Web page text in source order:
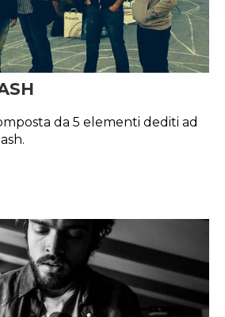
da 5 elementi dediti ad